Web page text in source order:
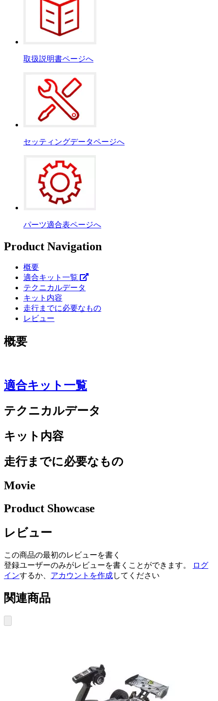
取扱説明書ページへ
セッティングデータページへ
パーツ適合表ページへ
Product Navigation
概要
適合キット一覧
テクニカルデータ
キット内容
走行までに必要なもの
レビュー
概要
適合キット一覧
テクニカルデータ
キット内容
走行までに必要なもの
Movie
Product Showcase
レビュー
この商品の最初のレビューを書く
登録ユーザーのみがレビューを書くことができます。
ログ
インするか、 アカウントを作成してください
関連商品